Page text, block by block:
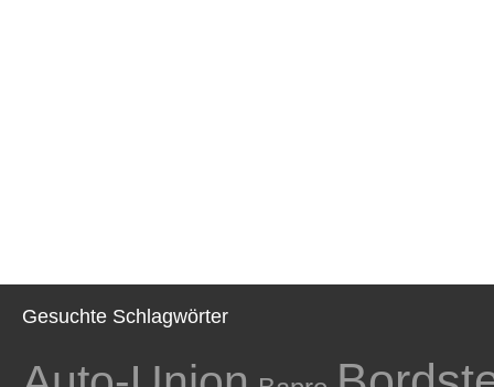
Gesuchte Schlagwörter